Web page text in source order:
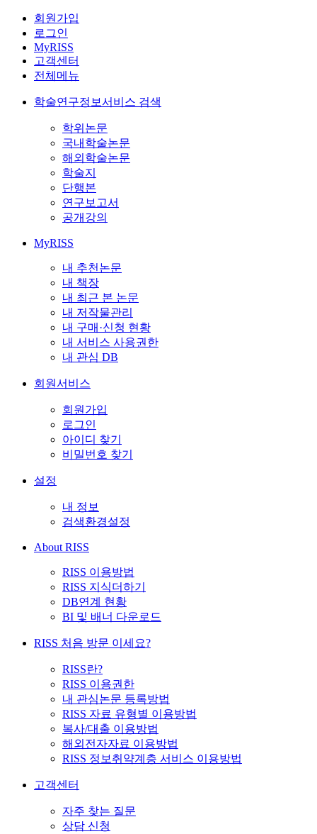
회원가입
로그인
MyRISS
고객센터
전체메뉴
학술연구정보서비스 검색
학위논문
국내학술논문
해외학술논문
학술지
단행본
연구보고서
공개강의
MyRISS
내 추천논문
내 책장
내 최근 본 논문
내 저작물관리
내 구매·신청 현황
내 서비스 사용권한
내 관심 DB
회원서비스
회원가입
로그인
아이디 찾기
비밀번호 찾기
설정
내 정보
검색환경설정
About RISS
RISS 이용방법
RISS 지식더하기
DB연계 현황
BI 및 배너 다운로드
RISS 처음 방문 이세요?
RISS란?
RISS 이용권한
내 관심논문 등록방법
RISS 자료 유형별 이용방법
복사/대출 이용방법
해외전자자료 이용방법
RISS 정보취약계층 서비스 이용방법
고객센터
자주 찾는 질문
상담 신청